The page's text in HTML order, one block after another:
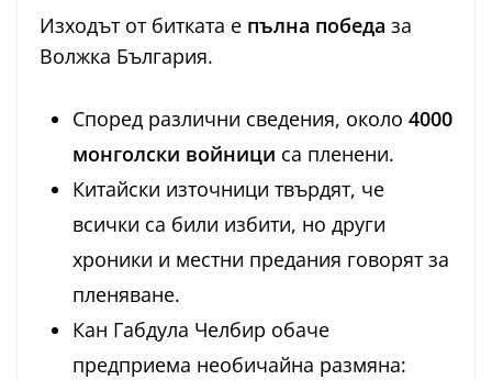
Изходът от битката е пълна победа за
Волжка България.
Според различни сведения, около 4000
монголски войници са пленени.
Китайски източници твърдят, че
всички са били избити, но други
хроники и местни предания говорят за
пленяване.
Кан Габдула Челбир обаче
предприема необичайна размяна: